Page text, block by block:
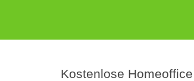
Kostenlose